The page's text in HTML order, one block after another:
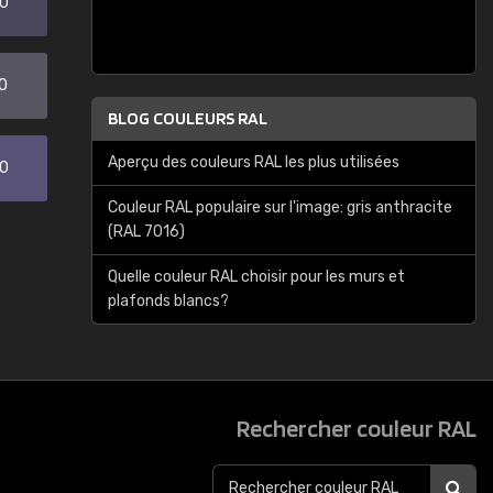
BLOG COULEURS RAL
Aperçu des couleurs RAL les plus utilisées
Couleur RAL populaire sur l'image: gris anthracite
(RAL 7016)
Quelle couleur RAL choisir pour les murs et
plafonds blancs?
Rechercher couleur RAL